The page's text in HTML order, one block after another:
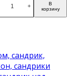
+
В
корзину